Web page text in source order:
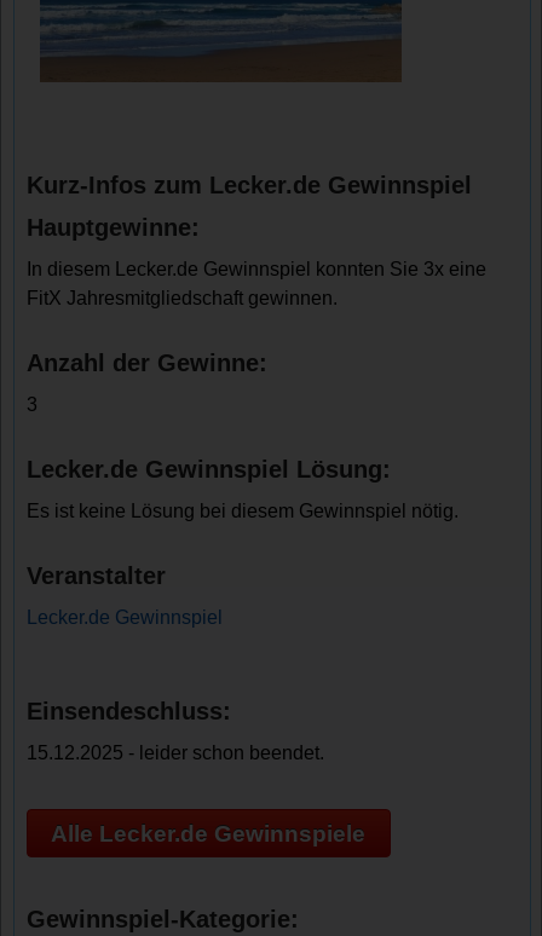
Kurz-Infos zum Lecker.de Gewinnspiel
Hauptgewinne:
In diesem Lecker.de Gewinnspiel konnten Sie 3x eine
FitX Jahresmitgliedschaft gewinnen.
Anzahl der Gewinne:
3
Lecker.de Gewinnspiel Lösung:
Es ist keine Lösung bei diesem Gewinnspiel nötig.
Veranstalter
Lecker.de Gewinnspiel
Einsendeschluss:
15.12.2025 - leider schon beendet.
Alle Lecker.de Gewinnspiele
Gewinnspiel-Kategorie: